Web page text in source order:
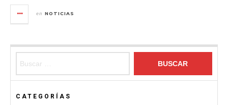
en NOTICIAS
CATEGORÍAS